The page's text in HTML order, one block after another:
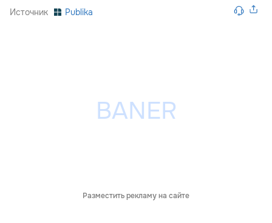
Источник Publika
Разместить рекламу на сайте